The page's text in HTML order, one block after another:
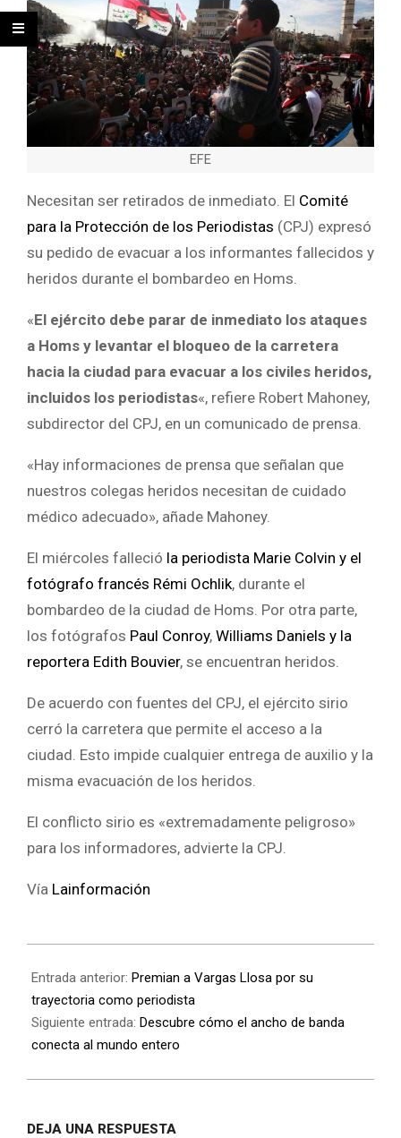
EFE
Necesitan ser retirados de inmediato. El Comité
para la Protección de los Periodistas (CPJ) expresó
su pedido de evacuar a los informantes fallecidos y
heridos durante el bombardeo en Homs.
«El ejército debe parar de inmediato los ataques
a Homs y levantar el bloqueo de la carretera
hacia la ciudad para evacuar a los civiles heridos,
incluidos los periodistas«, refiere Robert Mahoney,
subdirector del CPJ, en un comunicado de prensa.
«Hay informaciones de prensa que señalan que
nuestros colegas heridos necesitan de cuidado
médico adecuado», añade Mahoney.
El miércoles falleció la periodista Marie Colvin y el
fotógrafo francés Rémi Ochlik, durante el
bombardeo de la ciudad de Homs. Por otra parte,
los fotógrafos Paul Conroy, Williams Daniels y la
reportera Edith Bouvier, se encuentran heridos.
De acuerdo con fuentes del CPJ, el ejército sirio
cerró la carretera que permite el acceso a la
ciudad. Esto impide cualquier entrega de auxilio y la
misma evacuación de los heridos.
El conflicto sirio es «extremadamente peligroso»
para los informadores, advierte la CPJ.
Vía Lainformación
Entrada anterior: Premian a Vargas Llosa por su
trayectoria como periodista
Siguiente entrada: Descubre cómo el ancho de banda
conecta al mundo entero
DEJA UNA RESPUESTA